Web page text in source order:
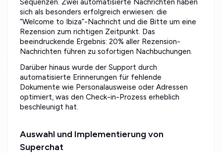
Sequenzen. Zwei automatisierte Nachrichten haben
sich als besonders erfolgreich erwiesen: die
“Welcome to Ibiza”-Nachricht und die Bitte um eine
Rezension zum richtigen Zeitpunkt. Das
beeindruckende Ergebnis: 20% aller Rezension-
Nachrichten führen zu sofortigen Nachbuchungen.
Darüber hinaus wurde der Support durch
automatisierte Erinnerungen für fehlende
Dokumente wie Personalausweise oder Adressen
optimiert, was den Check-in-Prozess erheblich
beschleunigt hat.
Auswahl und Implementierung von
Superchat